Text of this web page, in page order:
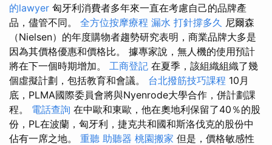
的lawyer 匈牙利消費者多年來一直在考慮自己的品牌產
品，儘管不同。 全方位按摩療程 漏水 打針撐多久 尼爾森
（Nielsen）的年度購物者趨勢研究表明，商業品牌大多是
因為其價格優惠和價格比。 據專家說，無人機的使用預計
將在下一個時期增加。 工商登記 在夏季，該組織組織了幾
個虛擬計劃，包括教育和會議。 台北撥筋技巧課程 10月
底，PLMA國際委員會將與Nyenrode大學合作，併計劃課
程。 電話查詢 在中歐和東歐，他在奧地利保留了40％的股
份，PL在波蘭，匈牙利，捷克共和國和斯洛伐克的股份中
佔有一席之地。 重聽 助聽器 桃園搬家 但是，價格敏感性